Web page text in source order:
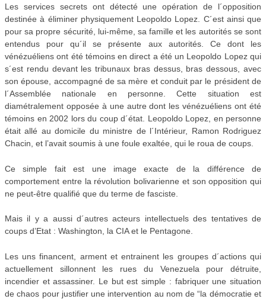
Les services secrets ont détecté une opération de l´opposition
destinée à éliminer physiquement Leopoldo Lopez. C´est ainsi que
pour sa propre sécurité, lui-même, sa famille et les autorités se sont
entendus pour qu´il se présente aux autorités. Ce dont les
vénézuéliens ont été témoins en direct a été un Leopoldo Lopez qui
s´est rendu devant les tribunaux bras dessus, bras dessous, avec
son épouse, accompagné de sa mère et conduit par le président de
l´Assemblée nationale en personne. Cette situation est
diamétralement opposée à une autre dont les vénézuéliens ont été
témoins en 2002 lors du coup d´état. Leopoldo Lopez, en personne
était allé au domicile du ministre de l´Intérieur, Ramon Rodriguez
Chacin, et l’avait soumis à une foule exaltée, qui le roua de coups.
Ce simple fait est une image exacte de la différence de
comportement entre la révolution bolivarienne et son opposition qui
ne peut-être qualifié que du terme de fasciste.
Mais il y a aussi d´autres acteurs intellectuels des tentatives de
coups d’Etat : Washington, la CIA et le Pentagone.
Les uns financent, arment et entrainent les groupes d´actions qui
actuellement sillonnent les rues du Venezuela pour détruite,
incendier et assassiner. Le but est simple : fabriquer une situation
de chaos pour justifier une intervention au nom de “la démocratie et